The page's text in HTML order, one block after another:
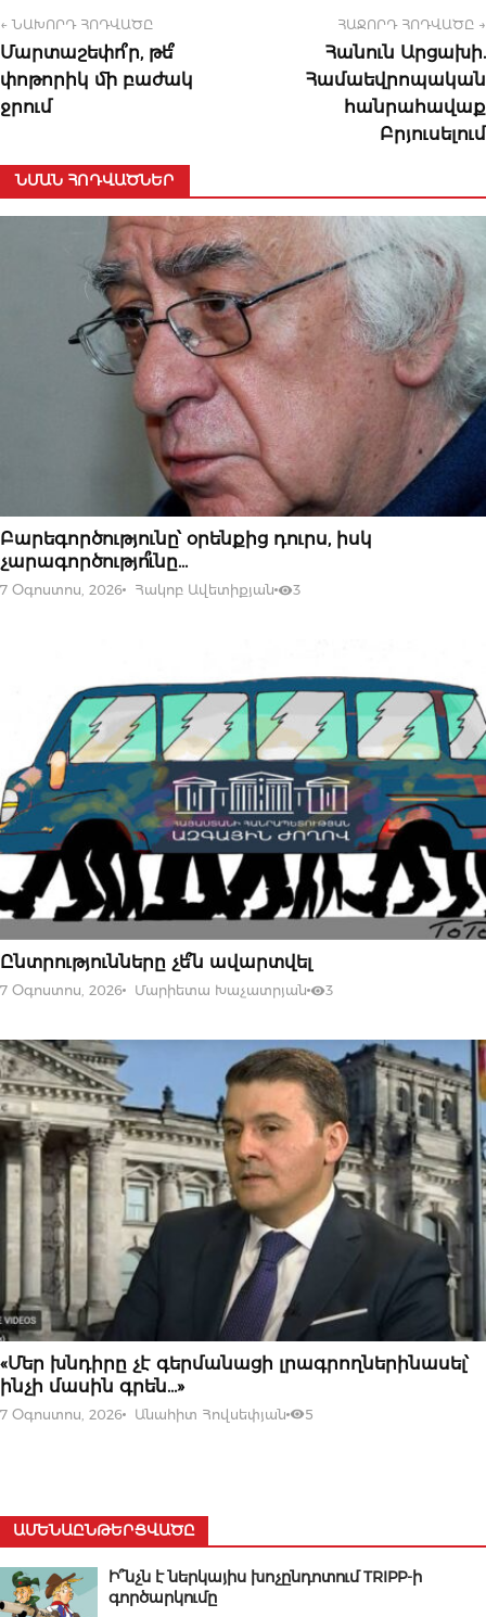
← ՆԱԽՈՐԴ ՀՈԴՎԱԾԸ
Մարտաշեփո՞ր, թե՞
փոթորիկ մի բաժակ
ջրում
ՀԱՋՈՐԴ ՀՈԴՎԱԾԸ →
Հանուն Արցախի.
Համաեվրոպական
հանրահավաք
Բրյուսելում
ՆՄԱՆ ՀՈԴՎԱԾՆԵՐ
07 ՕԳՈՍՏՈՍԻ, 2026
Բարեգործությունը՝ օրենքից դուրս, իսկ
չարագործությո՞ւնը…
7 Օգոստոս, 2026 Հակոբ Ավետիքյան 3
07 ՕԳՈՍՏՈՍԻ, 2026
Ընտրությունները չե՞ն ավարտվել
7 Օգոստոս, 2026 Մարիետա Խաչատրյան 3
07 ՕԳՈՍՏՈՍԻ, 2026
«Մեր խնդիրը չէ գերմանացի լրագրողներինասել՝
ինչի մասին գրեն…»
7 Օգոստոս, 2026 Անահիտ Հովսեփյան 5
ԱՄԵՆԱԸՆԹԵՐՑՎԱԾԸ
Ի՞նչն է ներկայիս խոչընդոտում TRIPP-ի
գործարկումը